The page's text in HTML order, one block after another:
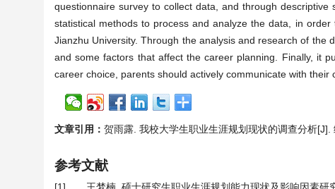
questionnaire survey to collect data, and through
statistical methods to process and analyze the data, in
Jianzhu University. Through the analysis and research of
and some factors that affect the career planning. Finally, it
career choice, parents should actively communicate with
文章引用： 贺雨露. 我校大学生职业生涯规划现状的调查分析
参考文献